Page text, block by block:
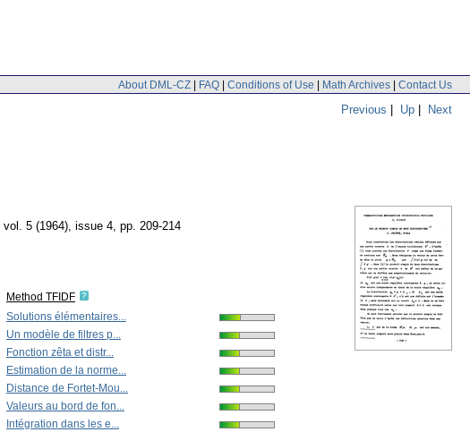
About DML-CZ | FAQ | Conditions of Use | Math Archives | Contact Us
Previous | Up | Next
vol. 5 (1964), issue 4, pp. 209-214
Method TFIDF
Solutions élémentaires...
Un modèle de filtres p...
Fonction zêta et distr...
Estimation de la norme...
Distance de Fortet-Mou...
Valeurs au bord de fon...
Intégration dans les e...